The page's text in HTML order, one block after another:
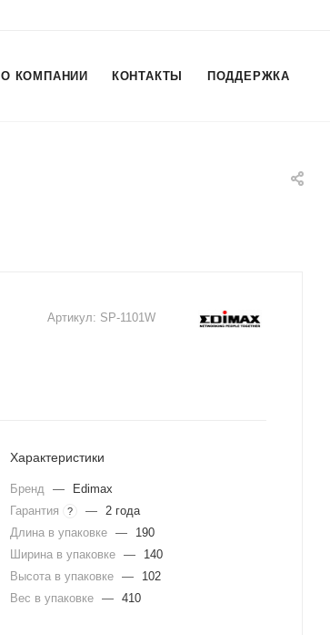
О КОМПАНИИ КОНТАКТЫ ПОДДЕРЖКА
Артикул: SP-1101W
Характеристики
Бренд —
Edimax
Гарантия
? — 2 года
Длина в упаковке —
190
Ширина в упаковке —
140
Высота в упаковке —
102
Вес в упаковке — 410